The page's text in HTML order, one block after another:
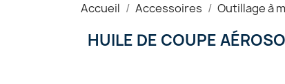
Accueil Accessoires Outillage à
HUILE DE COUPE